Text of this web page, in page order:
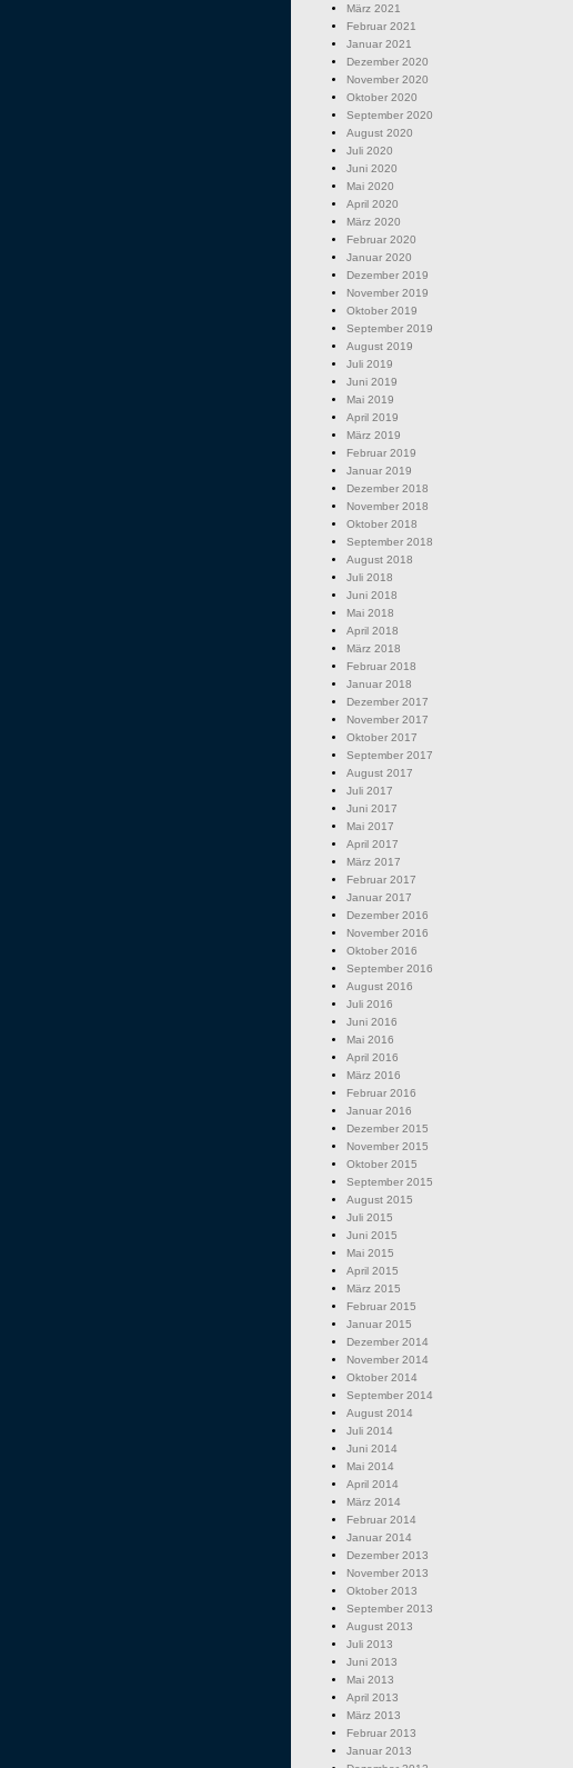
März 2021
Februar 2021
Januar 2021
Dezember 2020
November 2020
Oktober 2020
September 2020
August 2020
Juli 2020
Juni 2020
Mai 2020
April 2020
März 2020
Februar 2020
Januar 2020
Dezember 2019
November 2019
Oktober 2019
September 2019
August 2019
Juli 2019
Juni 2019
Mai 2019
April 2019
März 2019
Februar 2019
Januar 2019
Dezember 2018
November 2018
Oktober 2018
September 2018
August 2018
Juli 2018
Juni 2018
Mai 2018
April 2018
März 2018
Februar 2018
Januar 2018
Dezember 2017
November 2017
Oktober 2017
September 2017
August 2017
Juli 2017
Juni 2017
Mai 2017
April 2017
März 2017
Februar 2017
Januar 2017
Dezember 2016
November 2016
Oktober 2016
September 2016
August 2016
Juli 2016
Juni 2016
Mai 2016
April 2016
März 2016
Februar 2016
Januar 2016
Dezember 2015
November 2015
Oktober 2015
September 2015
August 2015
Juli 2015
Juni 2015
Mai 2015
April 2015
März 2015
Februar 2015
Januar 2015
Dezember 2014
November 2014
Oktober 2014
September 2014
August 2014
Juli 2014
Juni 2014
Mai 2014
April 2014
März 2014
Februar 2014
Januar 2014
Dezember 2013
November 2013
Oktober 2013
September 2013
August 2013
Juli 2013
Juni 2013
Mai 2013
April 2013
März 2013
Februar 2013
Januar 2013